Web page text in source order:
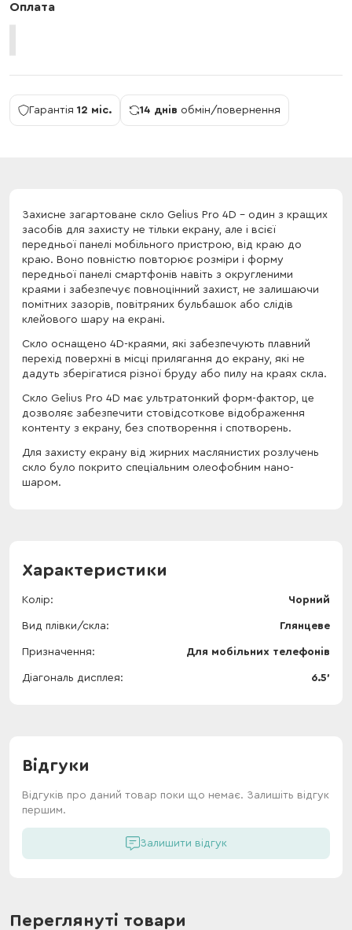
Оплата
Гарантія 12 міс. 14 днів обмін/повернення
Захисне загартоване скло Gelius Pro 4D - один з кращих
засобів для захисту не тільки екрану, але і всієї
передньої панелі мобільного пристрою, від краю до
краю. Воно повністю повторює розміри і форму
передньої панелі смартфонів навіть з округленими
краями і забезпечує повноцінний захист, не залишаючи
помітних зазорів, повітряних бульбашок або слідів
клейового шару на екрані.
Скло оснащено 4D-краями, які забезпечують плавний
перехід поверхні в місці прилягання до екрану, які не
дадуть зберігатися різної бруду або пилу на краях скла.
Скло Gelius Pro 4D має ультратонкий форм-фактор, це
дозволяє забезпечити стовідсоткове відображення
контенту з екрану, без спотворення і спотворень.
Для захисту екрану від жирних маслянистих розлучень
скло було покрито спеціальним олеофобним нано-
шаром.
Характеристики
Колір Чорний
Вид плівки/скла Глянцеве
Призначення Для мобільних телефонів
Діагональ дисплея 6.5'
Відгуки
Відгуків про даний товар поки що немає. Залишіть відгук
першим.
Залишити відгук
Переглянуті товари